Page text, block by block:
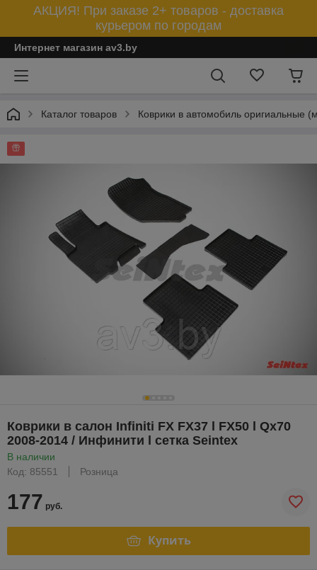
АКЦИЯ! При заказе 2+ товаров - доставка
курьером по городам
Интернет магазин av3.by
Каталог товаров Коврики в автомобиль оригиальные
Коврики в салон Infiniti FX FX37 l FX50 l Qx70
2008-2014 / Инфинити l сетка Seintex
В наличии
Код: 85551
Розница
177 руб.
Купить